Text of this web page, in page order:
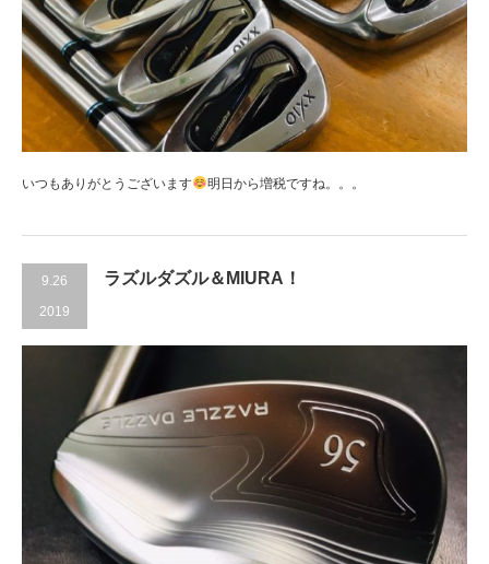
いつもありがとうございます 明日から増税ですね。。。
9.26
2019
ラズルダズル＆MIURA！